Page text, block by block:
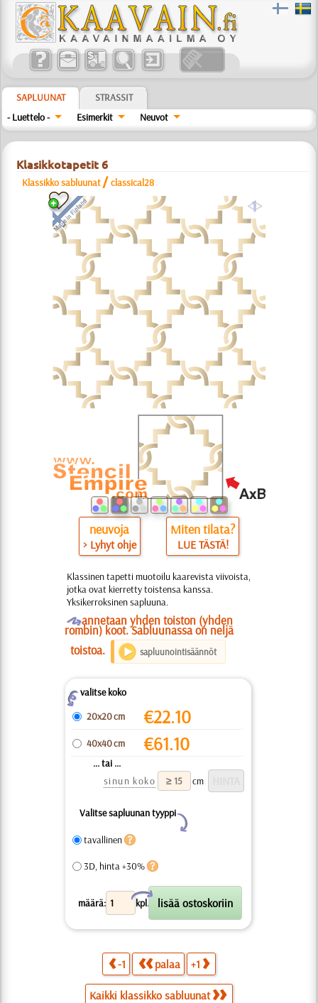
SAPLUUNAT
STRASSIT
- Luettelo -
Esimerkit Neuvot
Klasikkotapetit 6
Klassikko sabluunat /classical28
a
neuvoja
> Lyhyt ohje
Miten tilata?
LUE TÄSTÄ!
Klassinen tapetti muotoilu kaarevista viivoista,
jotka ovat kierretty toistensa kanssa.
Yksikerroksinen sapluuna.
Oannetaan yhden toiston (yhden
rombin) koot. Sabluunassa on neljä
toistoa.
sapluunointisäännöt
Zvalitse koko
20x20 cm
€22.10
40x40 cm €61.10
... tai ...
sinun koko
cm
Valitse sapluunan tyyppi
Y
tavallinen
3D, hinta +30%
määrä: kpl.
X
-1 palaa +1
Kaikki klassikko sabluunat